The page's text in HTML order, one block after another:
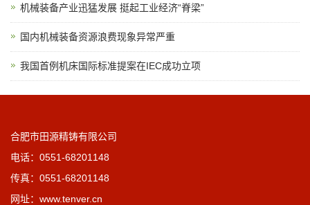
机械装备产业迅猛发展 挺起工业经济“脊梁”
国内机械装备资源浪费现象异常严重
我国首例机床国际标准提案在IEC成功立项
合肥市田源精铸有限公司
电话：0551-68201148
传真：0551-68201148
网址：www.tenver.cn